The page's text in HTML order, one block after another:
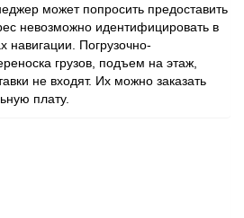
может попросить предоставить
невозможно идентифицировать в
навигации. Погрузочно-
грузов, подъем на этаж,
не входят. Их можно заказать
плату.